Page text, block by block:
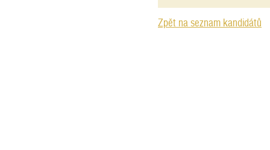
Zpět na seznam kandidátů